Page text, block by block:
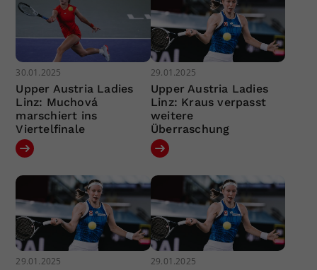
30.01.2025
Upper Austria Ladies
Linz: Muchová
marschiert ins
Viertelfinale
29.01.2025
Upper Austria Ladies
Linz: Kraus verpasst
weitere
Überraschung
29.01.2025 29.01.2025